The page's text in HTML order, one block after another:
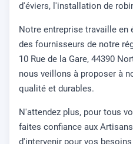
d'éviers, l'installation de
Notre entreprise travaille
des fournisseurs de notre
10 Rue de la Gare, 44390
nous veillons à proposer à
qualité et durables.
N'attendez plus, pour tous
faites confiance aux
d'intervenir pour vos